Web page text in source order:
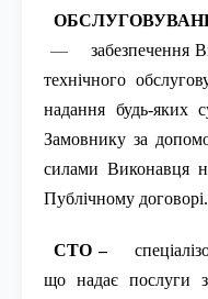
—
забезпечення
технічного
надання будь-яких
Замовнику за
силами Виконавця
Публічному договорі.
СТО –
що надає послуги з